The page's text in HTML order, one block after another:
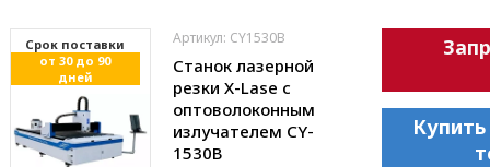
Cрок поставки
от 30 до 90
дней
Артикул: CY1530B
Станок лазерной
резки X-Lase с
оптоволоконным
излучателем CY-
1530B